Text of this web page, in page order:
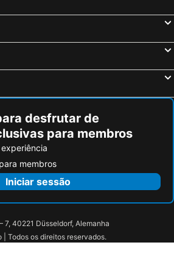
desfrutar de
para membros
membros
Iniciar sessão
7, 40221 Düsseldorf, Alemanha
Todos os direitos reservados.